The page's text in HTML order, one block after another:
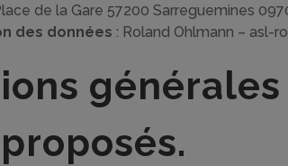
de la Gare 57200 Sarreguemines
des données : Roland Ohlmann – asl-